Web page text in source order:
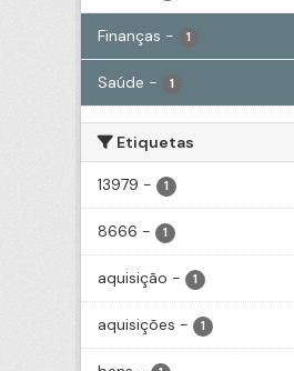
Finanças - 1
Saúde - 1
Etiquetas
13979 - 1
8666 - 1
aquisição - 1
aquisições - 1